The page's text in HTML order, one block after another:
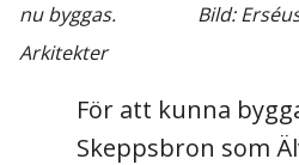
nu byggas. Bild:
Arkitekter
För att kunna
Skeppsbron som